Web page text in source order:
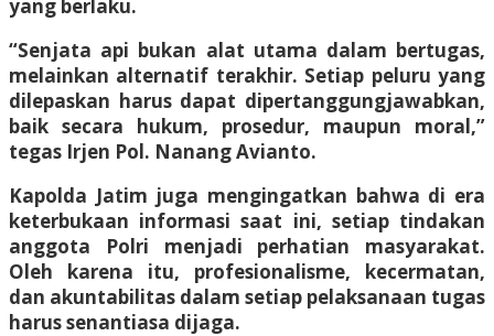
yang berlaku.
“Senjata api bukan alat utama dalam bertugas,
melainkan alternatif terakhir. Setiap peluru yang
dilepaskan harus dapat dipertanggungjawabkan,
baik secara hukum, prosedur, maupun moral,”
tegas Irjen Pol. Nanang Avianto.
Kapolda Jatim juga mengingatkan bahwa di era
keterbukaan informasi saat ini, setiap tindakan
anggota Polri menjadi perhatian masyarakat.
Oleh karena itu, profesionalisme, kecermatan,
dan akuntabilitas dalam setiap pelaksanaan tugas
harus senantiasa dijaga.